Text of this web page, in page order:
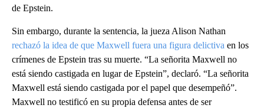
de Epstein.
Sin embargo, durante la sentencia, la jueza Alison Nathan
rechazó la idea de que Maxwell fuera una figura delictiva en los
crímenes de Epstein tras su muerte. “La señorita Maxwell no
está siendo castigada en lugar de Epstein”, declaró. “La señorita
Maxwell está siendo castigada por el papel que desempeñó”.
Maxwell no testificó en su propia defensa antes de ser